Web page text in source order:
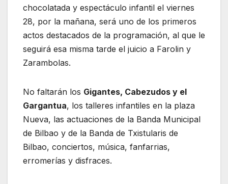
chocolatada y espectáculo infantil el viernes
28, por la mañana, será uno de los primeros
actos destacados de la programación, al que le
seguirá esa misma tarde el juicio a Farolin y
Zarambolas.
No faltarán los Gigantes, Cabezudos y el
Gargantua, los talleres infantiles en la plaza
Nueva, las actuaciones de la Banda Municipal
de Bilbao y de la Banda de Txistularis de
Bilbao, conciertos, música, fanfarrias,
erromerías y disfraces.